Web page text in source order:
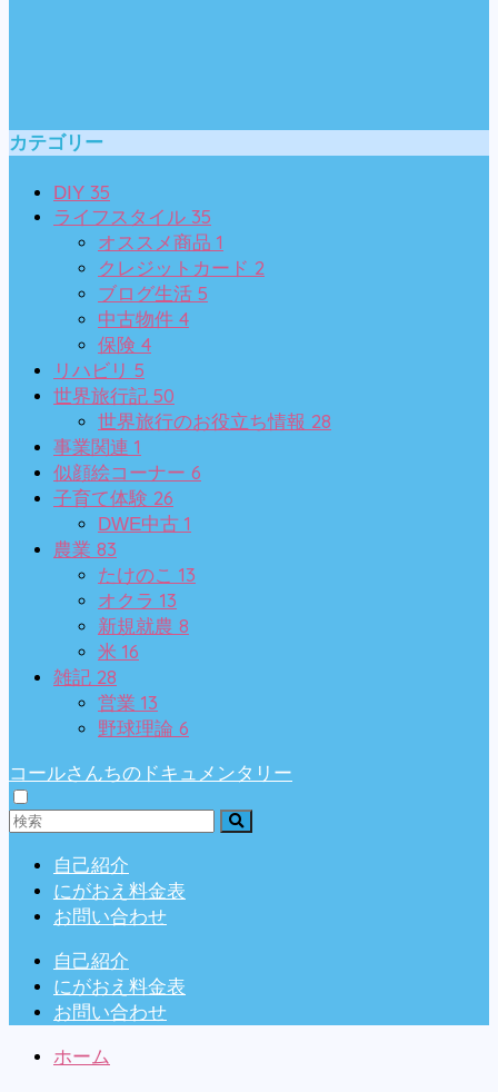
カテゴリー
DIY 35
ライフスタイル 35
オススメ商品 1
クレジットカード 2
ブログ生活 5
中古物件 4
保険 4
リハビリ 5
世界旅行記 50
世界旅行のお役立ち情報 28
事業関連 1
似顔絵コーナー 6
子育て体験 26
DWE中古 1
農業 83
たけのこ 13
オクラ 13
新規就農 8
米 16
雑記 28
営業 13
野球理論 6
コールさんちのドキュメンタリー
自己紹介
にがおえ料金表
お問い合わせ
自己紹介
にがおえ料金表
お問い合わせ
ホーム